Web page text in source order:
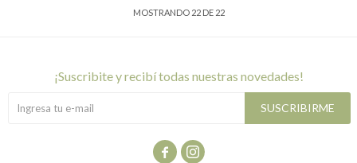
MOSTRANDO 22DE 22
¡suscribite y recibí todas nuestras novedades!
SUSCRIBIRME
 